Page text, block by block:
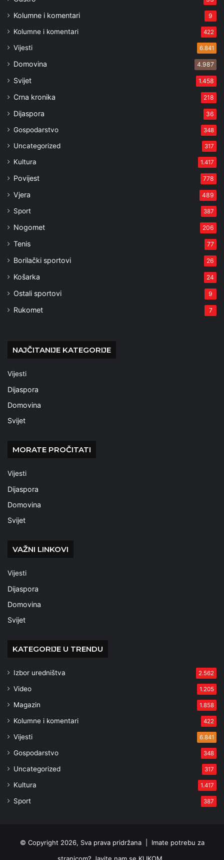
Kolumne i komentari 9
Kolumne i komentari 422
Vijesti 6.841
Domovina 4.987
Svijet 1.458
Crna kronika 218
Dijaspora 36
Gospodarstvo 348
Uncategorized 317
Kultura 1.417
Povijest 778
Vjera 489
Sport 387
Nogomet 206
Tenis 77
Borilački sportovi 26
Košarka 24
Ostali sportovi 9
Rukomet 7
NAJČITANIJE KATEGORIJE
Vijesti
Dijaspora
Domovina
Svijet
MORATE PROČITATI
Vijesti
Dijaspora
Domovina
Svijet
VAŽNI LINKOVI
Vijesti
Dijaspora
Domovina
Svijet
KATEGORIJE U TRENDU
Izbor uredništva 2.562
Video 1.205
Magazin 1.858
Kolumne i komentari 422
Vijesti 6.841
Gospodarstvo 348
Uncategorized 317
Kultura 1.417
Sport 387
© Copyright 2026, Sva prava pridržana | Imate potrebu za